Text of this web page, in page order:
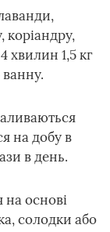
коріандру,
хвилин 1,5 кг
на добу в
в день.
на основі
солодки або